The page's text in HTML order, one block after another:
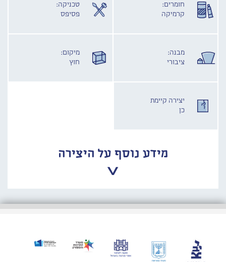
חומרים:
קרמיקה
טכניקה:
פסיפס
מבנה:
ציבורי
מיקום:
חוץ
יצירה קיימת
כן
מידע נוסף על היצירה